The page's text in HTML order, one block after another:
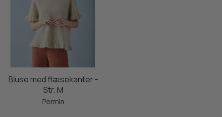
Bluse med flæsekanter -
Str. M
Permin